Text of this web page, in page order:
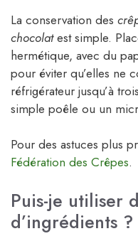
La conservation des
chocolatest simple.
hermétique, avec du
pour éviter qu’elles ne
réfrigérateur jusqu’à
simple poêle ou un
Pour des astuces plus
Fédération des Crêpes.
Puis-je utiliser
d’ingrédients ?